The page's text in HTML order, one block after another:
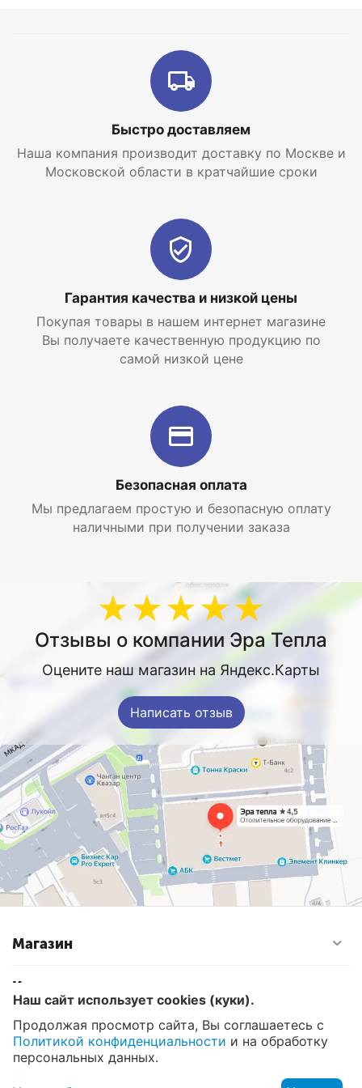
Быстро доставляем
Наша компания производит доставку по Москве и
Московской области в кратчайшие сроки
Гарантия качества и низкой цены
Покупая товары в нашем интернет магазине
Вы получаете качественную продукцию по
самой низкой цене
Безопасная оплата
Мы предлагаем простую и безопасную оплату
наличными при получении заказа
★★★★★
Отзывы о компании Эра Тепла
Оцените наш магазин на Яндекс.Карты
Написать отзыв
Магазин
Контакты
© 2008 - 2026 Эра Тепла. Интернет магазин отопительных
систем и водоснабжения в Москве
Наш сайт использует cookies (куки).
Продолжая просмотр сайта, Вы соглашаетесь с
Политикой конфиденциальности и на обработку
персональных данных.